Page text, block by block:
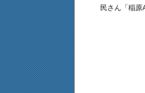
民さん「稲原